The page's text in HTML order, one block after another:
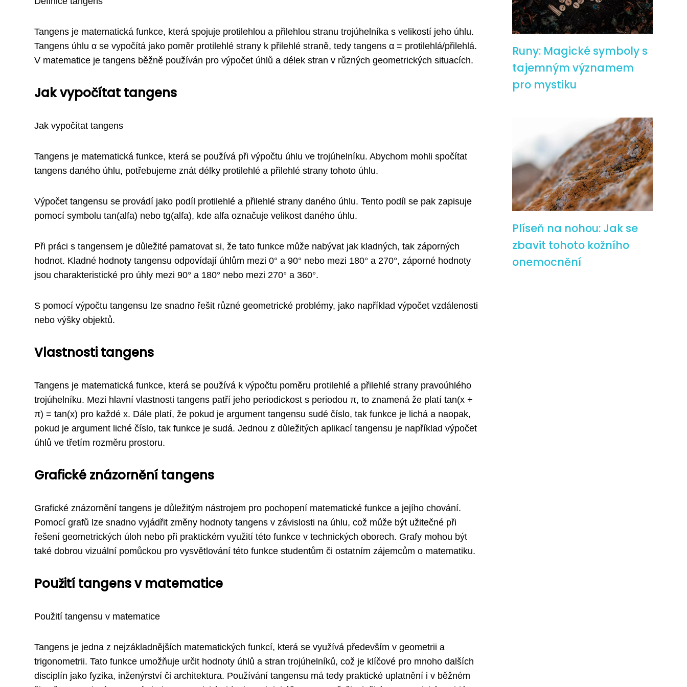
Tangens je matematická funkce, která spojuje protilehlou a přilehlou stranu trojúhelníka s velikostí jeho úhlu.
Tangens úhlu α se vypočítá jako poměr protilehlé strany k přilehlé straně, tedy tangens α = protilehlá/přilehlá.
V matematice je tangens běžně používán pro výpočet úhlů a délek stran v různých geometrických situacích.
Jak vypočítat tangens
Jak vypočítat tangens
Tangens je matematická funkce, která se používá při výpočtu úhlu ve trojúhelníku. Abychom mohli spočítat
tangens daného úhlu, potřebujeme znát délky protilehlé a přilehlé strany tohoto úhlu.
Výpočet tangensu se provádí jako podíl protilehlé a přilehlé strany daného úhlu. Tento podíl se pak zapisuje
pomocí symbolu tan(alfa) nebo tg(alfa), kde alfa označuje velikost daného úhlu.
Při práci s tangensem je důležité pamatovat si, že tato funkce může nabývat jak kladných, tak záporných
hodnot. Kladné hodnoty tangensu odpovídají úhlům mezi 0° a 90° nebo mezi 180° a 270°, záporné hodnoty
jsou charakteristické pro úhly mezi 90° a 180° nebo mezi 270° a 360°.
S pomocí výpočtu tangensu lze snadno řešit různé geometrické problémy, jako například výpočet vzdálenosti
nebo výšky objektů.
Vlastnosti tangens
Tangens je matematická funkce, která se používá k výpočtu poměru protilehlé a přilehlé strany pravoúhlého
trojúhelníku. Mezi hlavní vlastnosti tangens patří jeho periodickost s periodou π, to znamená že platí tan(x +
π) = tan(x) pro každé x. Dále platí, že pokud je argument tangensu sudé číslo, tak funkce je lichá a naopak,
pokud je argument liché číslo, tak funkce je sudá. Jednou z důležitých aplikací tangensu je například výpočet
úhlů ve třetím rozměru prostoru.
Grafické znázornění tangens
Grafické znázornění tangens je důležitým nástrojem pro pochopení matematické funkce a jejího chování.
Pomocí grafů lze snadno vyjádřit změny hodnoty tangens v závislosti na úhlu, což může být užitečné při
řešení geometrických úloh nebo při praktickém využití této funkce v technických oborech. Grafy mohou být
také dobrou vizuální pomůckou pro vysvětlování této funkce studentům či ostatním zájemcům o matematiku.
Použití tangens v matematice
Použití tangensu v matematice
Tangens je jedna z nejzákladnějších matematických funkcí, která se využívá především v geometrii a
trigonometrii. Tato funkce umožňuje určit hodnoty úhlů a stran trojúhelníků, což je klíčové pro mnoho dalších
disciplín jako fyzika, inženýrství či architektura. Používání tangensu má tedy praktické uplatnění i v běžném
Runy: Magické symboly s
tajemným významem
pro mystiku
Plíseň na nohou: Jak se
zbavit tohoto kožního
onemocnění